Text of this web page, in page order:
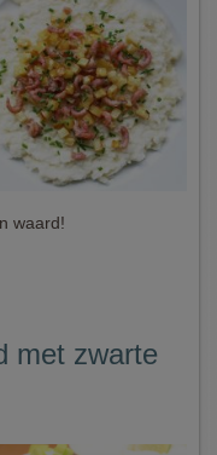
waard!
met zwarte